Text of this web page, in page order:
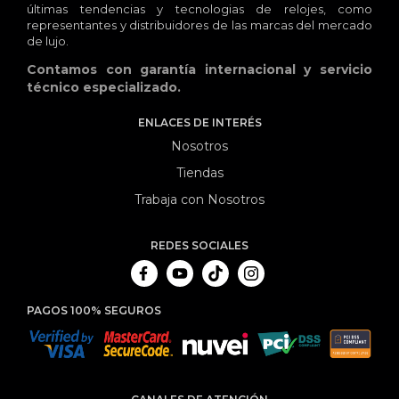
últimas tendencias y tecnologias de relojes, como
representantes y distribuidores de las marcas del mercado
de lujo.
Contamos con garantía internacional y servicio
técnico especializado.
ENLACES DE INTERÉS
Nosotros
Tiendas
Trabaja con Nosotros
REDES SOCIALES
PAGOS 100% SEGUROS